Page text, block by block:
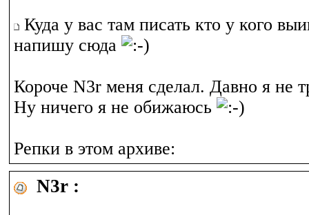
Куда у вас там писать кто у кого
напишу сюда
Короче N3r меня сделал. Давно я не
Ну ничего я не обижаюсь
Репки в этом архиве:
N3r :